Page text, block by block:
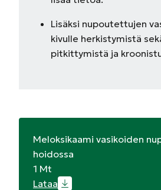
Lisäksi nupoutettujen
kivulle herkistymistä
pitkittymistä ja
Meloksikaami vasikoiden
hoidossa
1 Mt
Lataa